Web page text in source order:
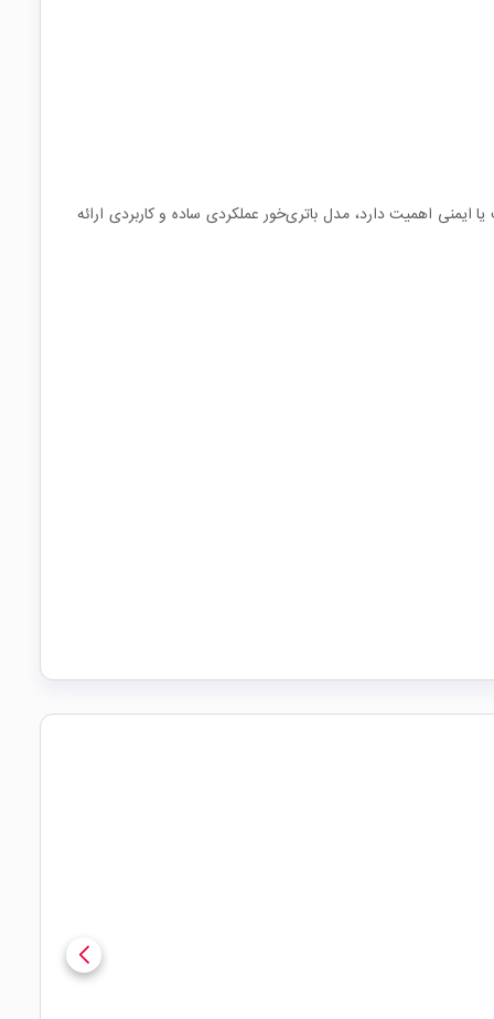
اهمیت دارد، مدل باتری‌خور عملکردی ساده و کاربردی ارائه